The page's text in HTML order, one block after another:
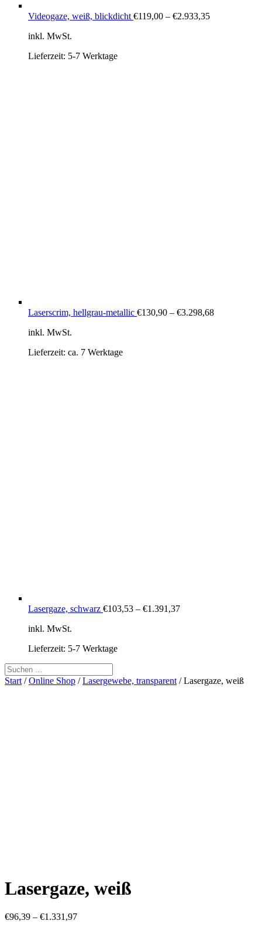
Videogaze, weiß, blickdicht €119,00 – €2.933,35
inkl. MwSt.
Lieferzeit: 5-7 Werktage
Laserscrim, hellgrau-metallic €130,90 – €3.298,68
inkl. MwSt.
Lieferzeit: ca. 7 Werktage
Lasergaze, schwarz €103,53 – €1.391,37
inkl. MwSt.
Lieferzeit: 5-7 Werktage
Start /Online Shop /Lasergewebe, transparent / Lasergaze, weiß
Lasergaze, weiß
€96,39 – €1.331,97